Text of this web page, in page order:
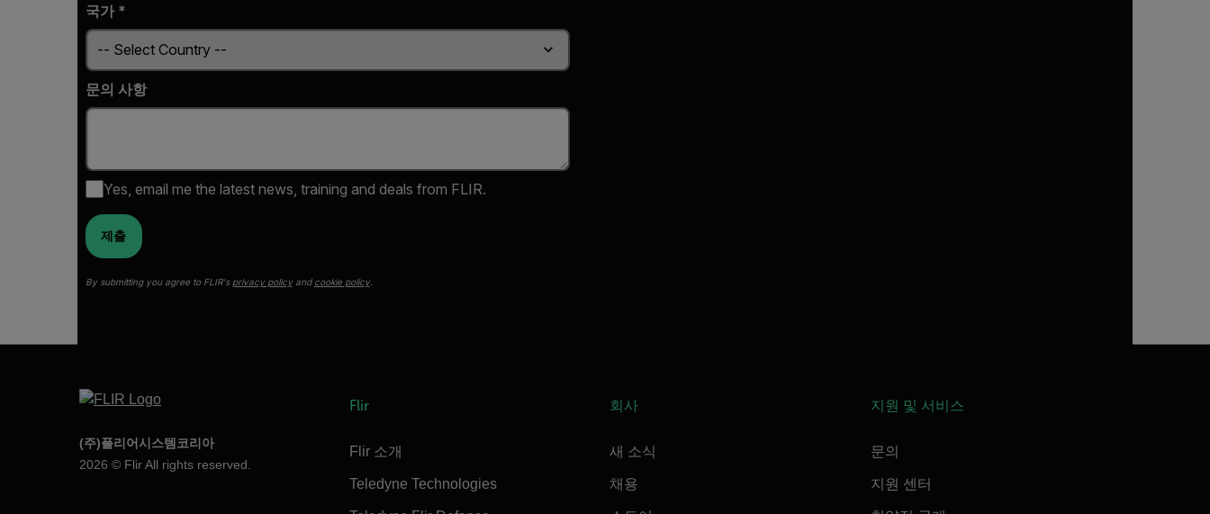
국가 *
문의 사항
Yes, email me the latest news, training and deals from FLIR.
제출
By submitting you agree to FLIR's privacy policyand cookie policy.
(주)플리어시스템코리아
2026 © Flir All rights reserved.
Flir
Flir 소개
Teledyne Technologies
회사
새 소식
채용
지원 및 서비스
문의
지원 센터